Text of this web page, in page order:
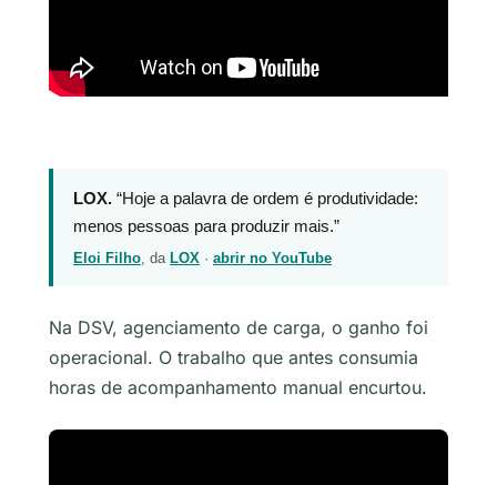
LOX. “Hoje a palavra de ordem é produtividade:
menos pessoas para produzir mais.”
Eloi Filho , da LOX · abrir no YouTube
Na DSV, agenciamento de carga, o ganho foi
operacional. O trabalho que antes consumia
horas de acompanhamento manual encurtou.